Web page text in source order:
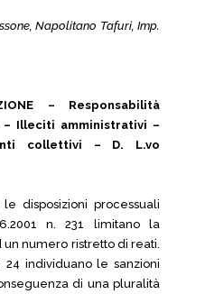
Napolitano Tafuri, Imp.
– Responsabilità
Illeciti amministrativi –
collettivi – D. L.vo
disposizioni processuali
n. 231 limitano la
numero ristretto di reati.
individuano le sanzioni
di una pluralità